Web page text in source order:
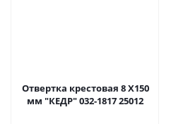
Отвертка крестовая 8 Х150
мм "КЕДР" 032-1817 25012